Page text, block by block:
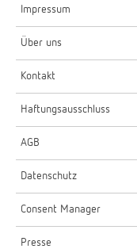
Impressum
Über uns
Kontakt
Haftungsausschluss
AGB
Datenschutz
Consent Manager
Presse